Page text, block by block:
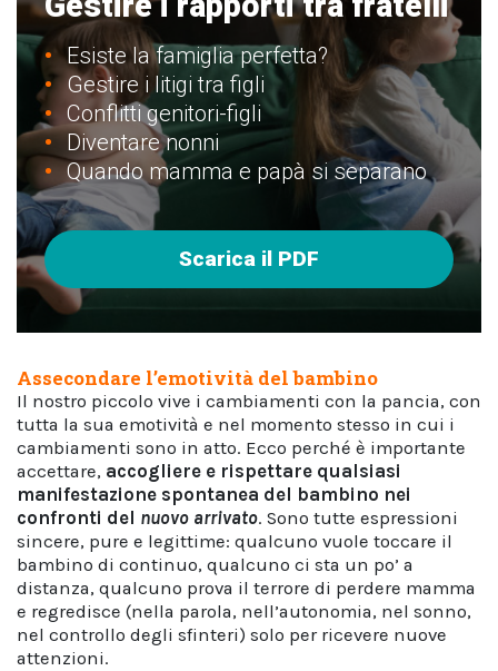
Esiste la famiglia perfetta?
Gestire i litigi tra figli
Conflitti genitori-figli
Diventare nonni
Quando mamma e papà si separano
Scarica il PDF
Assecondare l’emotività del bambino
Il nostro piccolo vive i cambiamenti con la pancia, con
tutta la sua emotività e nel momento stesso in cui i
cambiamenti sono in atto. Ecco perché è importante
accettare, accogliere e rispettare qualsiasi
manifestazione spontanea del bambino nei
confronti del nuovo arrivato. Sono tutte espressioni
sincere, pure e legittime: qualcuno vuole toccare il
bambino di continuo, qualcuno ci sta un po’ a
distanza, qualcuno prova il terrore di perdere mamma
e regredisce (nella parola, nell’autonomia, nel sonno,
nel controllo degli sfinteri) solo per ricevere nuove
attenzioni.